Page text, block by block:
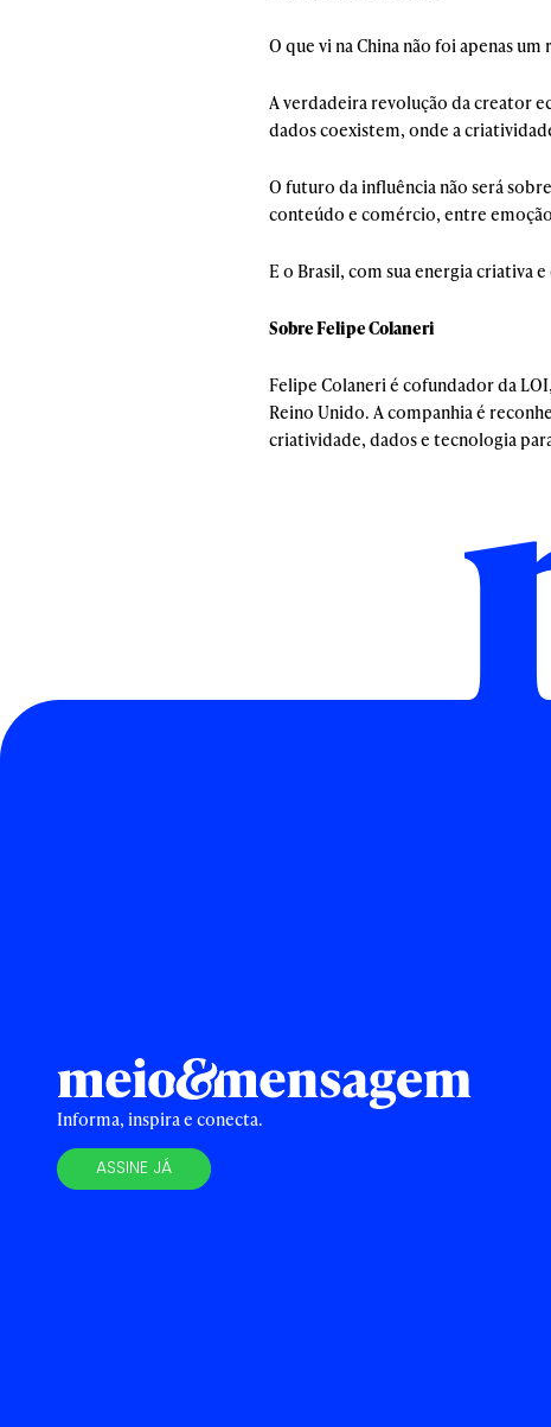
O que vi na China não foi apenas
A verdadeira revolução da creator
dados coexistem, onde a
O futuro da influência não será
conteúdo e comércio, entre
E o Brasil, com sua energia criativa
Sobre Felipe Colaneri
Felipe Colaneri é cofundador da
Reino Unido. A companhia é
criatividade, dados e tecnologia
Informa, inspira e conecta.
ASSINE JÁ